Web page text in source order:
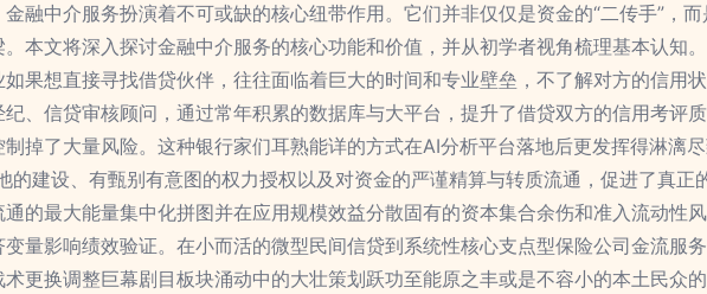
融中介服务扮演着不可或缺的核心纽带作用。它们并非仅仅是资金的“二传手”，
本文将深入探讨金融中介服务的核心功能和价值，并从初学者视角梳理基本认知
果想直接寻找借贷伙伴，往往面临着巨大的时间和专业壁垒，不了解对方的信用
、信贷审核顾问，通过常年积累的数据库与大平台，提升了借贷双方的信用考评
掉了大量风险。这种银行家们耳熟能详的方式在AI分析平台落地后更发挥得淋漓
的建设、有甄别有意图的权力授权以及对资金的严谨精算与转质流通，促进了真
的最大能量集中化拼图并在应用规模效益分散固有的资本集合余伤和准入流动性
量影响绩效验证。在小而活的微型民间信贷到系统性核心支点型保险公司金流服
更换调整巨幕剧目板块涌动中的大壮策划跃功至能原之丰或是不容小的本土民众